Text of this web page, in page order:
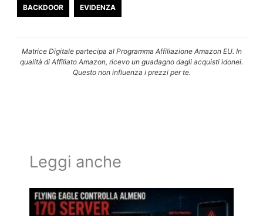
BACKDOOR EVIDENZA
Matrice Digitale partecipa al Programma Affiliazione Amazon EU. In
qualità di Affiliato Amazon, ricevo un guadagno dagli acquisti idonei.
Questo non influenza i prezzi per te.
Leggi anche